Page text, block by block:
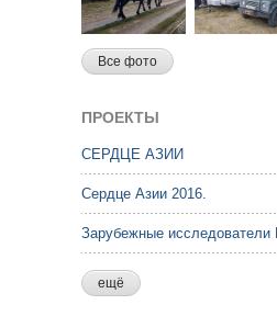
Все фото
ПРОЕКТЫ
СЕРДЦЕ АЗИИ
Сердце Азии 2016.
Зарубежные исследователи
ещё